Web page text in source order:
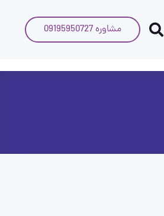
مشاوره 09195950727